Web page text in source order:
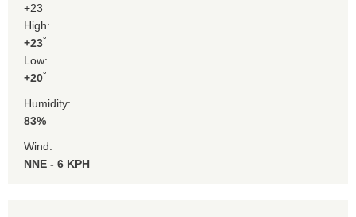
+23
High:
+23°
Low:
+20°
Humidity:
83%
Wind:
NNE - 6 KPH